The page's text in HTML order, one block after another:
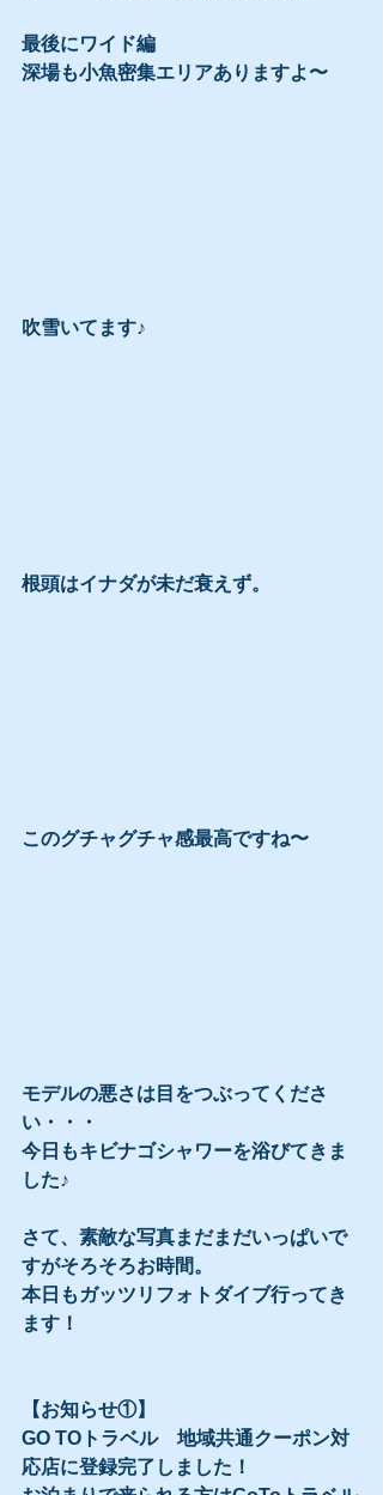
最後にワイド編
深場も小魚密集エリアありますよ〜
吹雪いてます♪
根頭はイナダが未だ衰えず。
このグチャグチャ感最高ですね〜
モデルの悪さは目をつぶってくださ
い・・・
今日もキビナゴシャワーを浴びてきま
した♪
さて、素敵な写真まだまだいっぱいで
すがそろそろお時間。
本日もガッツリフォトダイブ行ってき
ます！
【お知らせ①】
GO TOトラベル　地域共通クーポン対
応店に登録完了しました！